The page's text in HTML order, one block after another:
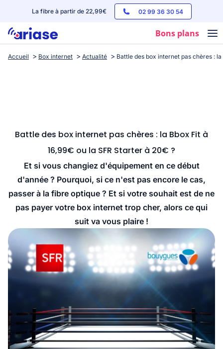
La fibre à partir de 22,99€ 02 99 36 30 54
Bons plans
Box internet
Streaming
Accueil Box internet Actualité Battle des box internet pas chères :
Battle des box internet pas chères : la Bbox Fit à
16,99€ ou la SFR Starter à 20€ ?
Et si vous changiez d'équipement en ce début
d'année ? Pourquoi, si ce n'est pas encore le cas,
passer à la fibre optique ? Et si votre souhait est de ne
pas payer votre box internet trop cher, alors ce qui
suit va vous plaire !